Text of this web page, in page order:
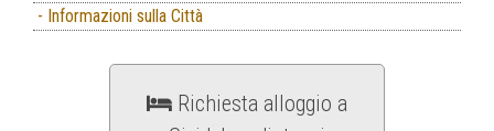
- Informazioni sulla Città
Richiesta alloggio a